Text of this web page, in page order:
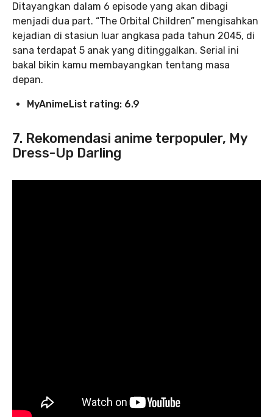
Ditayangkan dalam 6 episode yang akan dibagi
menjadi dua part. “The Orbital Children” mengisahkan
kejadian di stasiun luar angkasa pada tahun 2045, di
sana terdapat 5 anak yang ditinggalkan. Serial ini
bakal bikin kamu membayangkan tentang masa
depan.
MyAnimeList rating: 6.9
7. Rekomendasi anime terpopuler, My
Dress-Up Darling